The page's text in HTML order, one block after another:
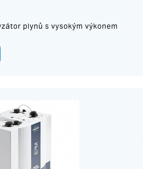
plynů s vysokým výkonem